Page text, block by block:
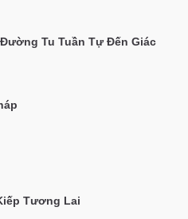
Tu Tuần Tự Đến Giác
Tương Lai